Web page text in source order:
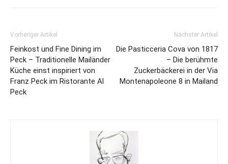
Vorheriger Artikel
Feinkost und Fine Dining im
Peck – Traditionelle Mailänder
Küche einst inspiriert von
Franz Peck im Ristorante Al
Peck
Nächster Artikel
Die Pasticceria Cova von 1817
– Die berühmte
Zuckerbäckerei in der Via
Montenapoleone 8 in Mailand